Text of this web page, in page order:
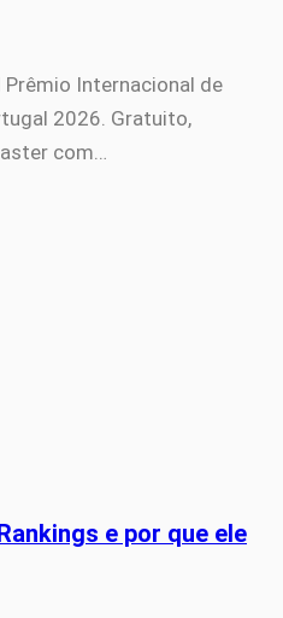
Internacional de
2026. Gratuito,
com…
e por que ele